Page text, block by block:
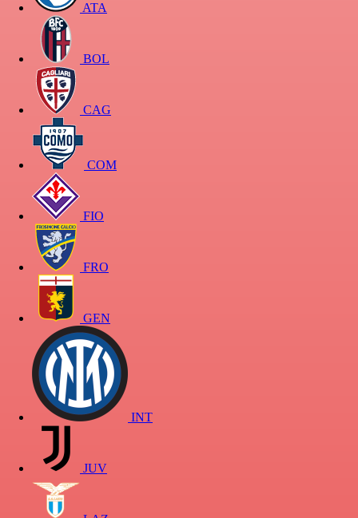
ATA
BOL
CAG
COM
FIO
FRO
GEN
INT
JUV